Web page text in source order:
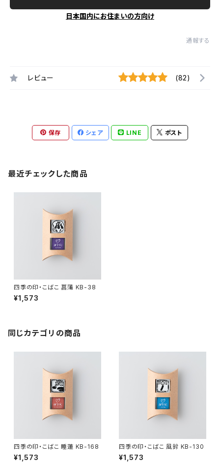
日本国内にお住まいの方向け
通報する
レビュー (82)
保存 シェア LINE ポスト
最近チェックした商品
四季の印・こばこ 菖蒲 KB-38
¥1,573
同じカテゴリの商品
四季の印・こばこ 睡蓮 KB-168
¥1,573
四季の印・こばこ 風鈴 KB-130
¥1,573